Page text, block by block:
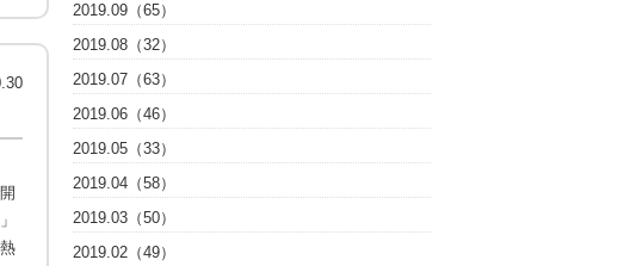
2019.09（65）
2019.08（32）
2019.07（63）
2019.06（46）
2019.05（33）
2019.04（58）
2019.03（50）
2019.02（49）